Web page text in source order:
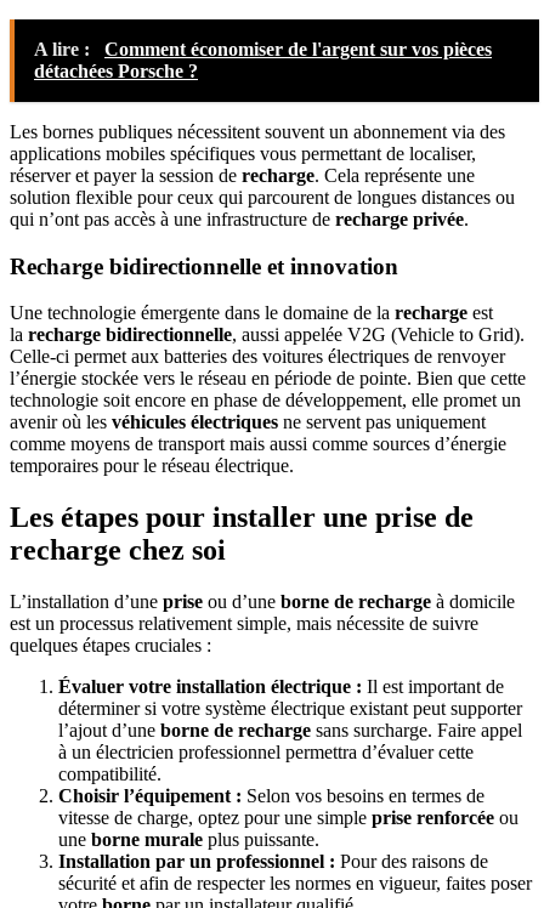
A lire :
Comment économiser de l'argent sur vos pièces
détachées Porsche ?
Les bornes publiques nécessitent souvent un abonnement via des
applications mobiles spécifiques vous permettant de localiser,
réserver et payer la session de recharge. Cela représente une
solution flexible pour ceux qui parcourent de longues distances ou
qui n’ont pas accès à une infrastructure de recharge privée.
Recharge bidirectionnelle et innovation
Une technologie émergente dans le domaine de la recharge est
la recharge bidirectionnelle, aussi appelée V2G (Vehicle to Grid).
Celle-ci permet aux batteries des voitures électriques de renvoyer
l’énergie stockée vers le réseau en période de pointe. Bien que cette
technologie soit encore en phase de développement, elle promet un
avenir où les véhicules électriques ne servent pas uniquement
comme moyens de transport mais aussi comme sources d’énergie
temporaires pour le réseau électrique.
Les étapes pour installer une prise de
recharge chez soi
L’installation d’une prise ou d’une borne de recharge à domicile
est un processus relativement simple, mais nécessite de suivre
quelques étapes cruciales :
Évaluer votre installation électrique : Il est important de
déterminer si votre système électrique existant peut supporter
l’ajout d’une borne de recharge sans surcharge. Faire appel
à un électricien professionnel permettra d’évaluer cette
compatibilité.
Choisir l’équipement : Selon vos besoins en termes de
vitesse de charge, optez pour une simple prise renforcée ou
une borne murale plus puissante.
Installation par un professionnel : Pour des raisons de
sécurité et afin de respecter les normes en vigueur, faites poser